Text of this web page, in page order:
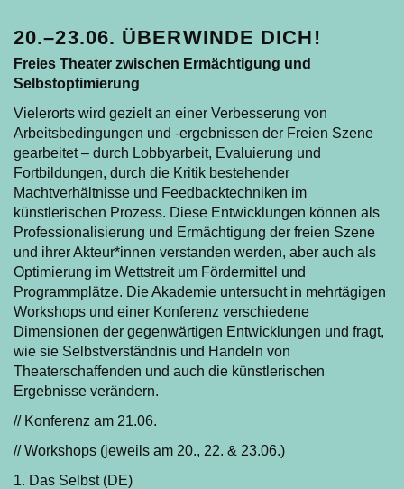
20.–23.06. ÜBERWINDE DICH!
Freies Theater zwischen Ermächtigung und
Selbstoptimierung
Vielerorts wird gezielt an einer Verbesserung von
Arbeitsbedingungen und -ergebnissen der Freien Szene
gearbeitet – durch Lobbyarbeit, Evaluierung und
Fortbildungen, durch die Kritik bestehender
Machtverhältnisse und Feedbacktechniken im
künstlerischen Prozess. Diese Entwicklungen können als
Professionalisierung und Ermächtigung der freien Szene
und ihrer Akteur*innen verstanden werden, aber auch als
Optimierung im Wettstreit um Fördermittel und
Programmplätze. Die Akademie untersucht in mehrtägigen
Workshops und einer Konferenz verschiedene
Dimensionen der gegenwärtigen Entwicklungen und fragt,
wie sie Selbstverständnis und Handeln von
Theaterschaffenden und auch die künstlerischen
Ergebnisse verändern.
// Konferenz am 21.06.
// Workshops (jeweils am 20., 22. & 23.06.)
1. Das Selbst (DE)